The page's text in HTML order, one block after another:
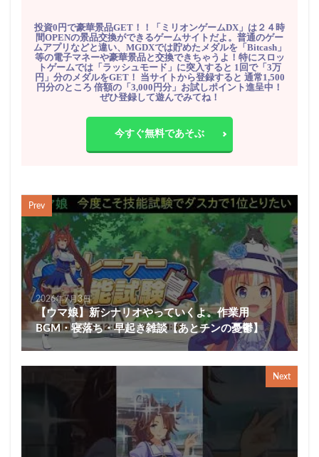
投資0円で豪華景品GET！！「ミリオンゲームDX」は２４時
間OPENの景品交換ができるゲームサイトだよ。普通のゲー
ムアプリなどと違い、MGDXでは貯めたメダルを「Bitcash」
等の電子マネーや豪華景品と交換できちゃうよ！特にスロッ
トゲームでは「ラッシュモード」に突入すると 1回で「3万
円」分のメダルをGET！ 当サイトから登録すると 通常1,500
円分のところ 倍額の「3,000円分」お試しポイント進呈中！
ぜひ登録して遊んでみてね！
今すぐ無料であそぶ
Prev
2026年7月3日
【ウマ娘】新シナリオやっていくよ。作業用
BGM・寝落ち・早起き雑談【あとチンの憂鬱】
Next